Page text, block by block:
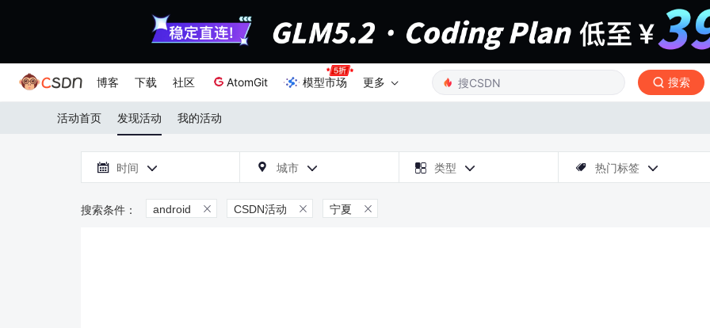
博客 下载 社区 AtomGit 模型市场 更多 搜索
活动首页 发现活动 我的活动
 时间   城市   类型   热门标签 
android  CSDN活动  宁夏 